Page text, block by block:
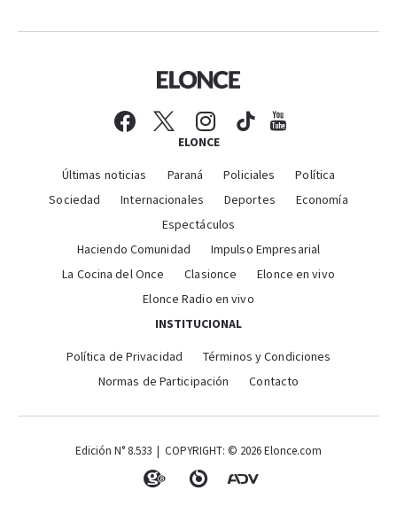
ELONCE
Últimas noticias Paraná Policiales
Política
Sociedad
Internacionales Deportes
Economía
Espectáculos
Haciendo Comunidad
Impulso Empresarial
La Cocina del Once
Clasionce
Elonce en vivo
Elonce Radio en vivo
INSTITUCIONAL
Política de Privacidad
Términos y Condiciones
Normas de Participación
Contacto
Edición N° 8.533 | COPYRIGHT: © 2026 Elonce.com